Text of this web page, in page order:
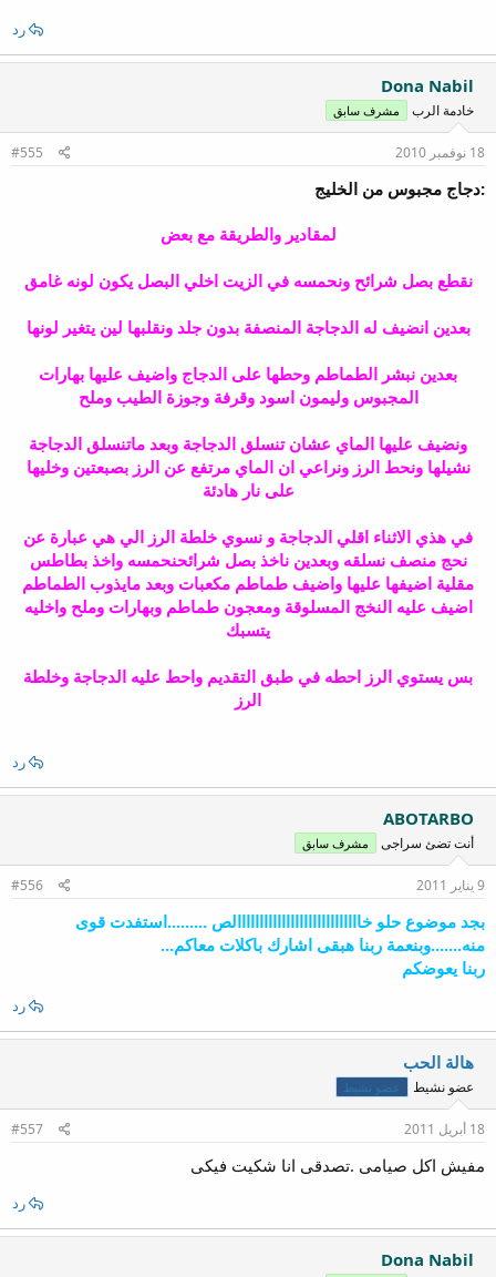
رد
Dona Nabil
خادمة الرب مشرف سابق
18 نوفمبر 2010 #555
:دجاج مجبوس من الخليج
لمقادير والطريقة مع بعض
نقطع بصل شرائح ونحمسه في الزيت اخلي البصل يكون لونه غامق
بعدين انضيف له الدجاجة المنصفة بدون جلد ونقلبها لين يتغير لونها
بعدين نبشر الطماطم وحطها على الدجاج واضيف عليها بهارات
المجبوس وليمون اسود وقرفة وجوزة الطيب وملح
ونضيف عليها الماي عشان تنسلق الدجاجة وبعد ماتنسلق الدجاجة
نشيلها ونحط الرز ونراعي ان الماي مرتفع عن الرز بصبعتين وخليها
على نار هادئة
في هذي الاثناء اقلي الدجاجة و نسوي خلطة الرز الي هي عبارة عن
نحج منصف نسلقه وبعدين ناخذ بصل شرائحنحمسه واخذ بطاطس
مقلية اضيفها عليها واضيف طماطم مكعبات وبعد مايذوب الطماطم
اضيف عليه النخج المسلوقة ومعجون طماطم وبهارات وملح واخليه
يتسبك
بس يستوي الرز احطه في طبق التقديم واحط عليه الدجاجة وخلطة
الرز
رد
ABOTARBO
أنت تضئ سراجى مشرف سابق
9 يناير 2011 #556
بجد موضوع حلو خاااااااااااااااااااااااااااالص .........استفدت قوى
منه.......وبنعمة ربنا هبقى اشارك باكلات معاكم...
ربنا يعوضكم
رد
هالة الحب
عضو نشيط عضو نشيط
18 أبريل 2011 #557
مفيش اكل صيامى .تصدقى انا شكيت فيكى
رد
Dona Nabil